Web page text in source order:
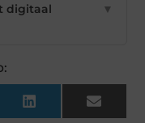
digitaal
▼
LinkedIn Email